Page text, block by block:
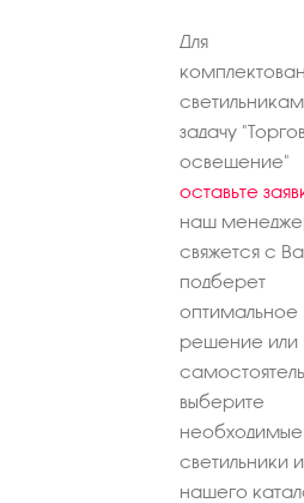
Для
задачу
освещение"
оставьте
наш
свяжется с
подберет
оптимальное
решение или
выберите
необходимые
светильники
нашего